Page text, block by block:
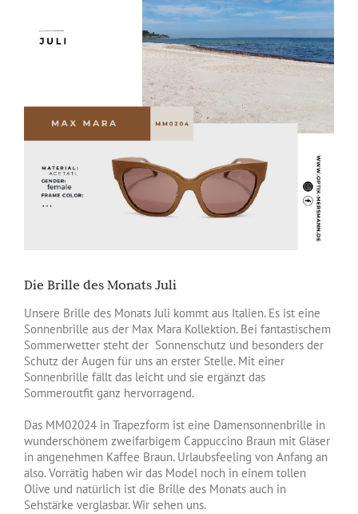
Die Brille des Monats Juli
Unsere Brille des Monats Juli kommt aus Italien. Es ist eine
Sonnenbrille aus der Max Mara Kollektion. Bei fantastischem
Sommerwetter steht der Sonnenschutz und besonders der
Schutz der Augen für uns an erster Stelle. Mit einer
Sonnenbrille fällt das leicht und sie ergänzt das
Sommeroutfit ganz hervorragend.
Das MM02024 in Trapezform ist eine Damensonnenbrille in
wunderschönem zweifarbigem Cappuccino Braun mit Gläser
in angenehmen Kaffee Braun. Urlaubsfeeling von Anfang an
also. Vorrätig haben wir das Model noch in einem tollen
Olive und natürlich ist die Brille des Monats auch in
Sehstärke verglasbar. Wir sehen uns.